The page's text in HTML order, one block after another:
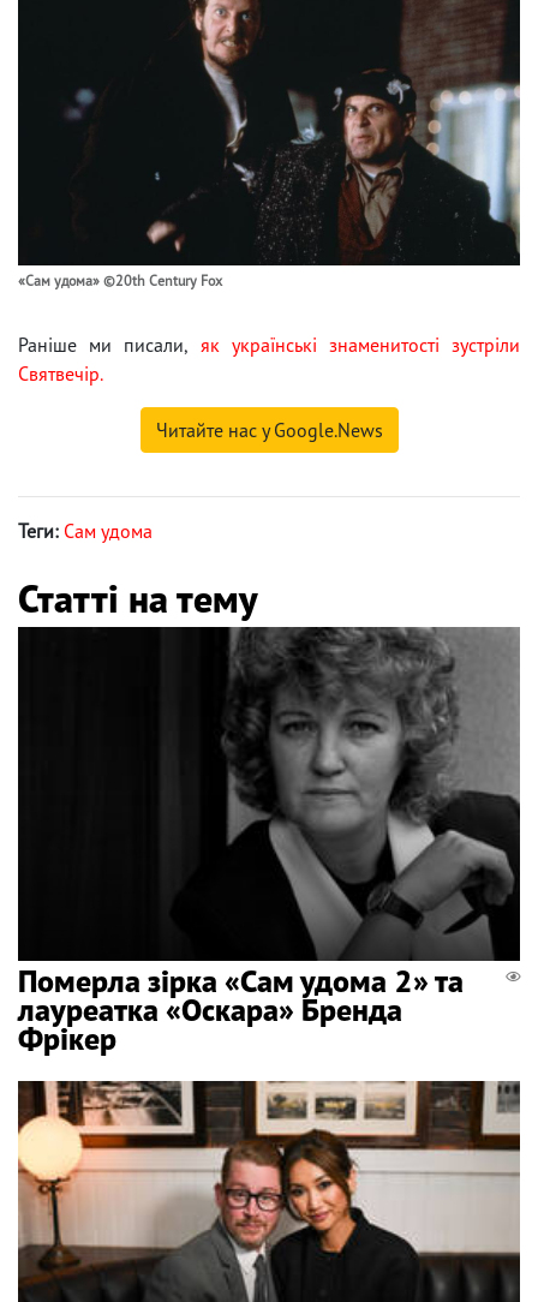
«Сам удома» ©20th Century Fox
Раніше ми писали, як українські знаменитості зустріли
Святвечір.
Читайте нас у Google.News
Теги: Сам удома
Статті на тему
Померла зірка «Сам удома 2» та
лауреатка «Оскара» Бренда
Фрікер